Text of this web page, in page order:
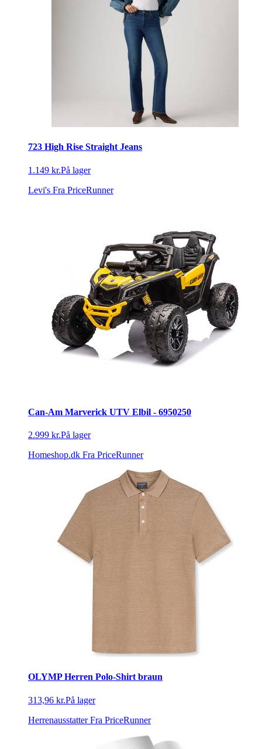
723 High Rise Straight Jeans
1.149 kr.På lager
Levi's Fra PriceRunner
Can-Am Marverick UTV Elbil - 6950250
2.999 kr.På lager
Homeshop.dk Fra PriceRunner
OLYMP Herren Polo-Shirt braun
313,96 kr.På lager
Herrenausstatter Fra PriceRunner